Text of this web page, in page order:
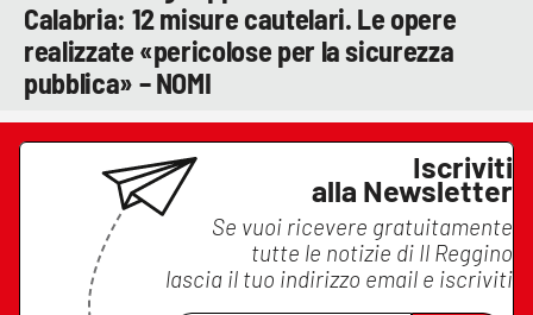
Calabria: 12 misure cautelari. Le opere
realizzate «pericolose per la sicurezza
pubblica» – NOMI
Iscriviti
alla Newsletter
Se vuoi ricevere gratuitamente
tutte le notizie di Il Reggino
lascia il tuo indirizzo email e iscriviti